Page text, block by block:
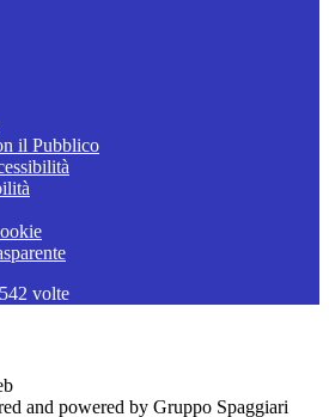
il Pubblico
542 volte
and powered by Gruppo Spaggiari